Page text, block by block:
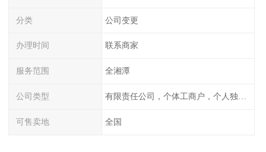
分类 公司变更
办理时间 联系商家
服务范围 全湘潭
公司类型
可售卖地 全国